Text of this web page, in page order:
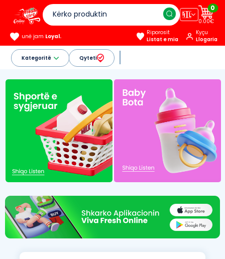
🇦🇱
0
0.00€
unë jam Loyal.
Riporosit
Listat e mia
Kyçu
Llogaria
Kategoritë Qyteti